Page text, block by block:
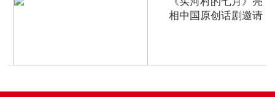
相中国原创话剧邀请